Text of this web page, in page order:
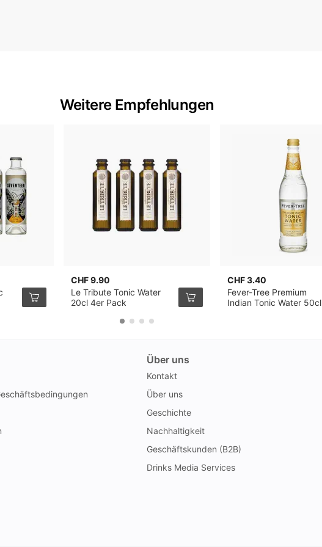
Weitere Empfehlungen
CHF 9.90
Le Tribute Tonic Water
20cl 4er Pack
CHF 3.40
Fever-Tree Premium
Indian Tonic Water 50cl
Über uns
Kontakt
Über uns
Geschichte
Nachhaltigkeit
Geschäftskunden (B2B)
Drinks Media Services